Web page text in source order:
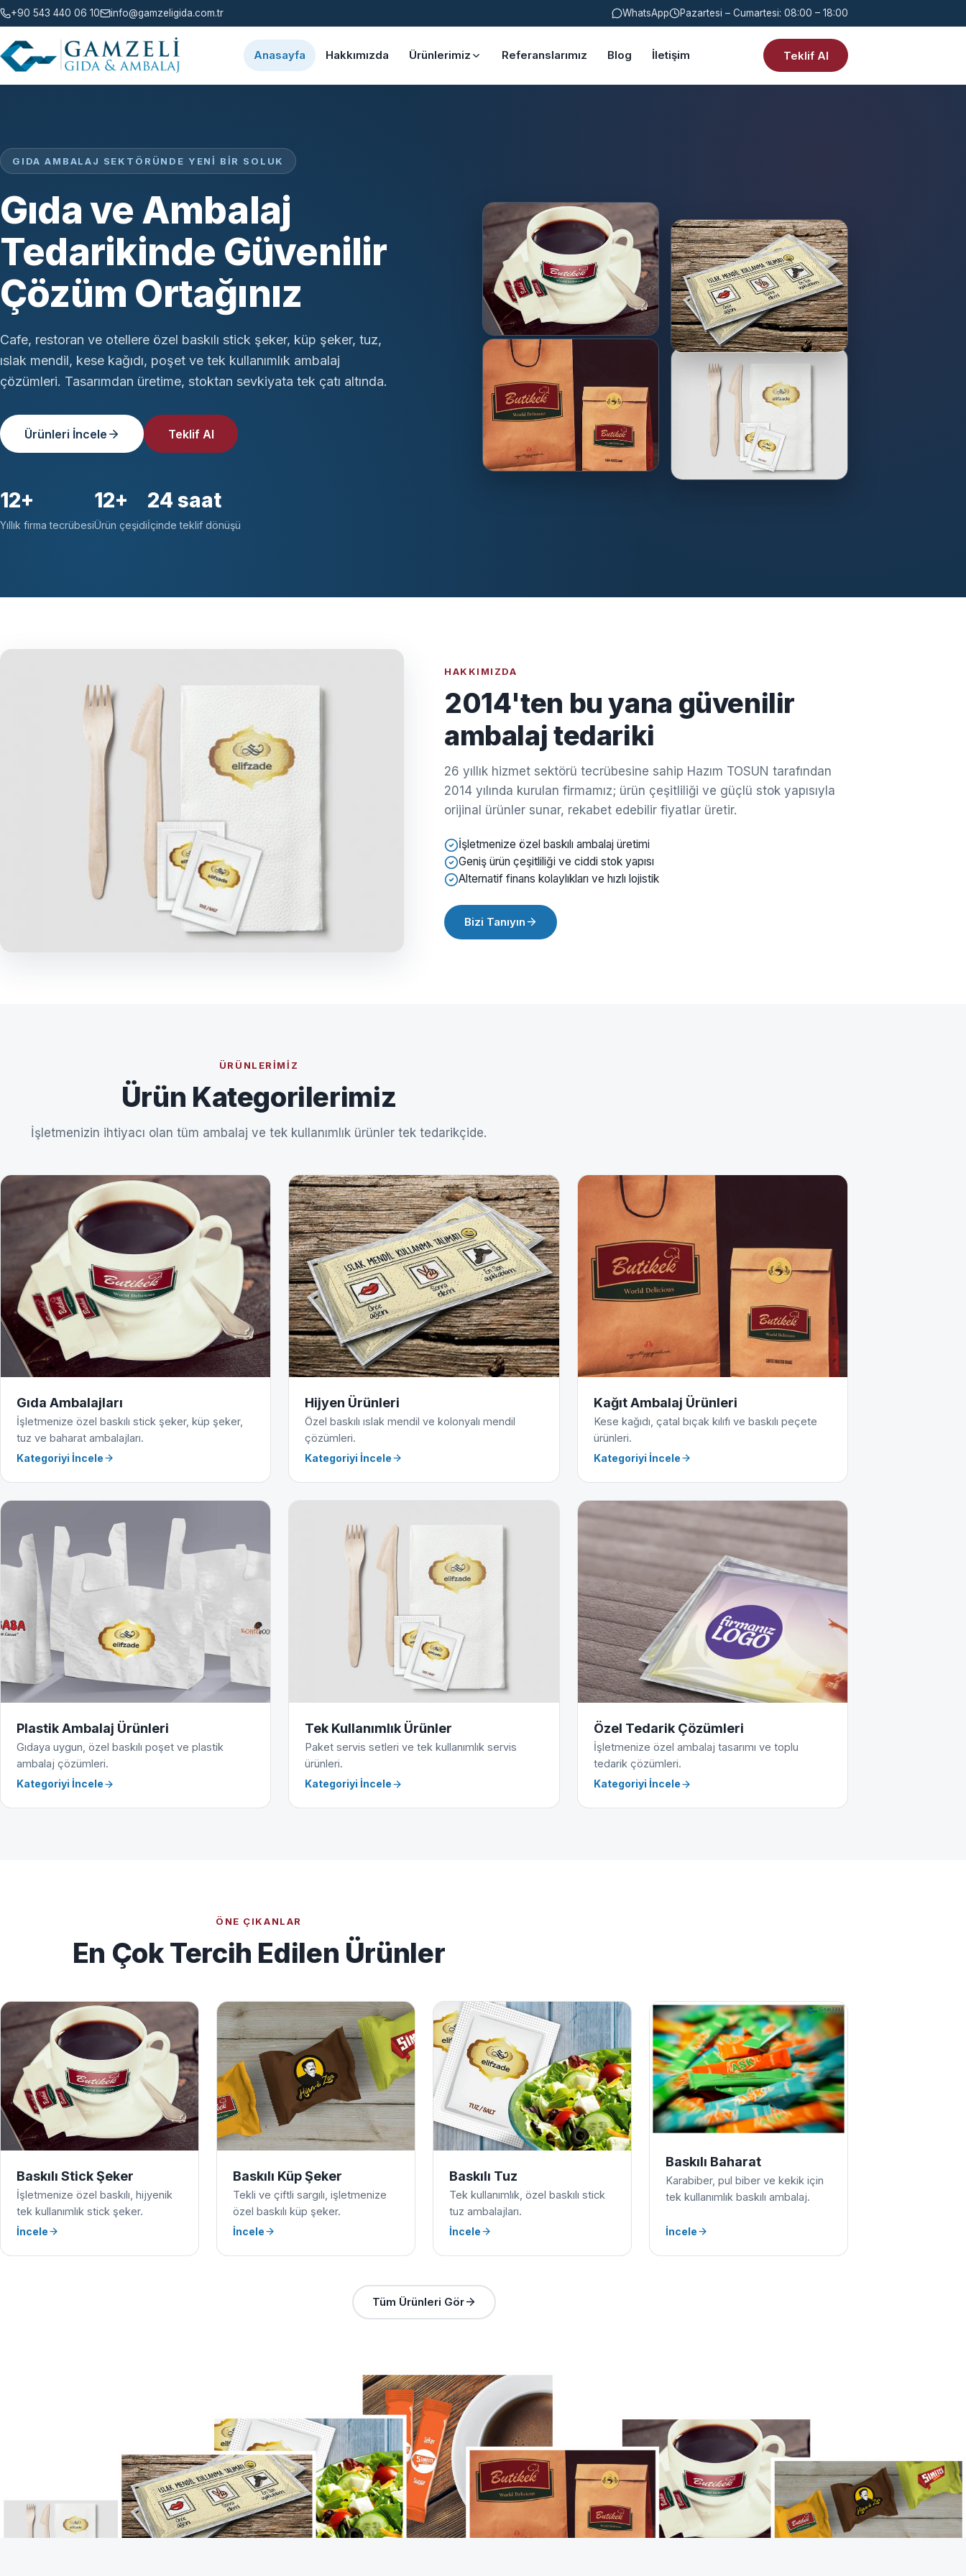
+90 543 440 06 10 info@gamzeligida.com.tr WhatsApp Pazartesi – Cumartesi: 08:00 – 18:00
Anasayfa Hakkımızda Ürünlerimiz Referanslarımız Blog İletişim Teklif Al
GIDA AMBALAJ SEKTÖRÜNDE YENI BIR SOLUK
Gıda ve Ambalaj
Tedarikinde Güvenilir
Çözüm Ortağınız
Cafe, restoran ve otellere özel baskılı stick şeker, küp şeker, tuz,
ıslak mendil, kese kağıdı, poşet ve tek kullanımlık ambalaj
çözümleri. Tasarımdan üretime, stoktan sevkiyata tek çatı altında.
Ürünleri İncele Teklif Al
12+
Yıllık firma tecrübesi
12+
Ürün çeşidi
24 saat
İçinde teklif dönüşü
HAKKIMIZDA
2014'ten bu yana güvenilir
ambalaj tedariki
26 yıllık hizmet sektörü tecrübesine sahip Hazım TOSUN tarafından
2014 yılında kurulan firmamız; ürün çeşitliliği ve güçlü stok yapısıyla
orijinal ürünler sunar, rekabet edebilir fiyatlar üretir.
İşletmenize özel baskılı ambalaj üretimi
Geniş ürün çeşitliliği ve ciddi stok yapısı
Alternatif finans kolaylıkları ve hızlı lojistik
Bizi Tanıyın
ÜRÜNLERIMIZ
Ürün Kategorilerimiz
İşletmenizin ihtiyacı olan tüm ambalaj ve tek kullanımlık ürünler tek tedarikçide.
Gıda Ambalajları
İşletmenize özel baskılı stick şeker, küp şeker,
tuz ve baharat ambalajları.
Kategoriyi İncele
Hijyen Ürünleri
Özel baskılı ıslak mendil ve kolonyalı mendil
çözümleri.
Kategoriyi İncele
Kağıt Ambalaj Ürünleri
Kese kağıdı, çatal bıçak kılıfı ve baskılı peçete
ürünleri.
Kategoriyi İncele
Plastik Ambalaj Ürünleri
Gıdaya uygun, özel baskılı poşet ve plastik
ambalaj çözümleri.
Kategoriyi İncele
Tek Kullanımlık Ürünler
Paket servis setleri ve tek kullanımlık servis
ürünleri.
Kategoriyi İncele
Özel Tedarik Çözümleri
İşletmenize özel ambalaj tasarımı ve toplu
tedarik çözümleri.
Kategoriyi İncele
ÖNE ÇIKANLAR
En Çok Tercih Edilen Ürünler
Baskılı Stick Şeker
İşletmenize özel baskılı, hijyenik
tek kullanımlık stick şeker.
İncele
Baskılı Küp Şeker
Tekli ve çiftli sargılı, işletmenize
özel baskılı küp şeker.
İncele
Baskılı Tuz
Tek kullanımlık, özel baskılı stick
tuz ambalajları.
İncele
Baskılı Baharat
Karabiber, pul biber ve kekik için
tek kullanımlık baskılı ambalaj.
İncele
Tüm Ürünleri Gör